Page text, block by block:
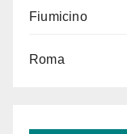
Fiumicino
Roma